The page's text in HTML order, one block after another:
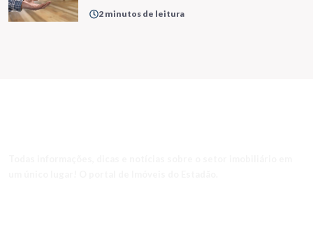
2 minutos de leitura